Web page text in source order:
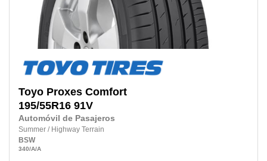
Toyo Proxes Comfort
195/55R16 91V
Automóvil de Pasajeros
Summer / Highway Terrain
BSW
340/A/A